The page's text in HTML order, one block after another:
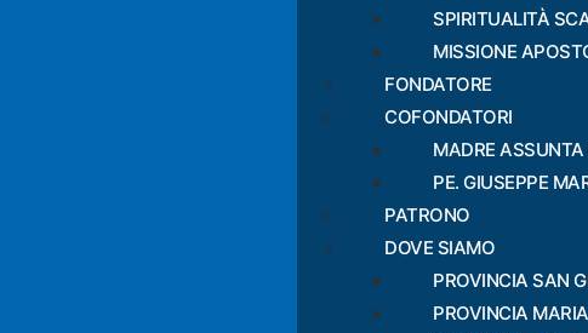
SPIRITUALITÀ
MISSIONE
FONDATORE
COFONDATORI
MADRE
PE. GIUSEPPE
PATRONO
DOVE SIAMO
PROVINCIA SAN
PROVINCIA